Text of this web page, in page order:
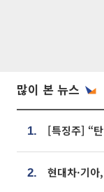
많이 본 뉴스
1.
2.